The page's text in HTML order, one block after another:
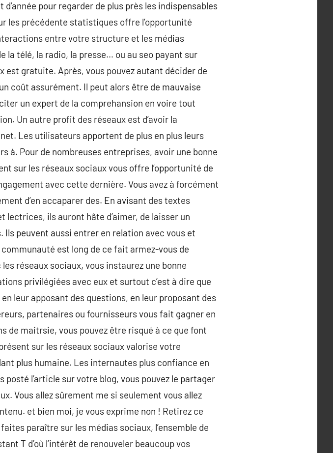
pour regarder de plus près les indispensables
les précédente statistiques offre l’opportunité
entre votre structure et les médias
télé, la radio, la presse… ou au seo payant sur
est gratuite. Après, vous pouvez autant décider de
coût assurément. Il peut alors être de mauvaise
un expert de la comprehansion en voire tout
Un autre profit des réseaux est d’avoir la
Les utilisateurs apportent de plus en plus leurs
à. Pour de nombreuses entreprises, avoir une bonne
sur les réseaux sociaux vous offre l’opportunité de
avec cette dernière. Vous avez à forcément
d’en accaparer des. En avisant des textes
ils auront hâte d’aimer, de laisser un
peuvent aussi entrer en relation avec vous et
est long de ce fait armez-vous de
réseaux sociaux, vous instaurez une bonne
privilégiées avec eux et surtout c’est à dire que
leur apposant des questions, en leur proposant des
partenaires ou fournisseurs vous fait gagner en
maitrsie, vous pouvez être risqué à ce que font
sur les réseaux sociaux valorise votre
plus humaine. Les internautes plus confiance en
l’article sur votre blog, vous pouvez le partager
Vous allez sûrement me si seulement vous allez
et bien moi, je vous exprime non ! Retirez ce
paraître sur les médias sociaux, l’ensemble de
T d’où l’intérêt de renouveler beaucoup vos